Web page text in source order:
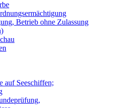
Betrieb ohne Zulassung
auf Seeschiffen;